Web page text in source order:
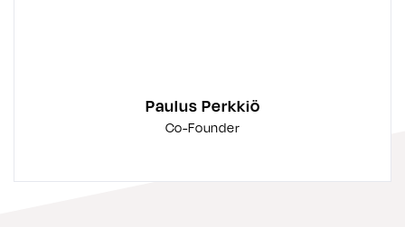
Paulus Perkkiö
Co-Founder